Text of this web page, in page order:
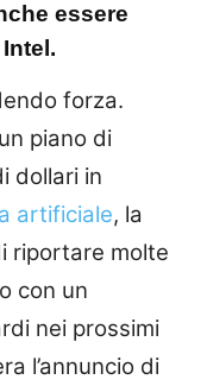
essere
forza.
piano di
dollari in
artificiale, la
riportare molte
con un
nei prossimi
l’annuncio di